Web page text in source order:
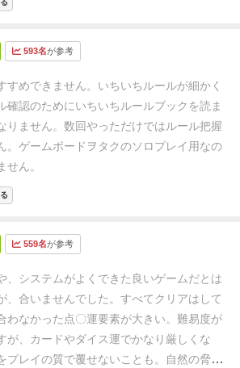
プレイヤーとの受け渡しはできない。獲得
いる島タイルに描かれた各発生源から、資
場」に置かれ、このターンから使用でき
アクションコマを配置す
レイヤー協議して実施する。また、各プレ
有しているキャラクターのアクションコマ
解決しなければならない。
とによって、カードに描かれてある効果の
。その後、イベントカードを捨て札にす
クションは自動的に成功し、ダイズを振る
。 b)狩猟：アクションコマが必ず２個必要
き、一番上のアクションコマがこのアクシ
するキャラクターになる）。また、「狩猟
カードの山ではない）」に「猛獣カード」
なり、勝負に出るなりして手数を増やさな
きないこの辛さ。
ちなみにキャラはどうい
り合ったのかわからない4キャラの中から
女性版もあります。ちなみに固有の技能は
す。しかしどれも強いアクションで使わな
たいないくらいです。
それぞれあると思います。
ーが2つしかないので不便だと思いますが
に犬は戦闘と探索にしか使えません。フラ
は自給自足できるらしいのと野宿でも平気
の超人これは無論多人数でも厳しいという
を下げるためでも使えます。やはりワーカ
メントの強さはワーカーの数ですから。た
果が変わってくる
と変わるのも特徴かと思います。
ドゲームを探してる人はぜひ遊んでみて下
わんや。常にトラブルに振り回される、な
ベントの不幸の重なり具合にもムラがある
に詰んでしまう理不尽さがあります。しか
り先を予想し物事の優先順位をつけて、適
技をフル活用し、要所で適切に分散と集中
れなりの確率でクリアできるという絶妙な
ンスになっています。最初のプレイでは無
えても、数をこなすと色々試す余裕がで
と感じました。
クン】サバイバルの世界感を表現するため
量のカードとトークンが使われています。
スト付きカードは個々に発生する細かいル
にややこしいです。確認のために最初はひ
書片手にプレイすることになりますし、細
間違いも多々発生すると思われます。(説明
ンクルーソー感がないというシナリオ
供してくれます。また、BGG（Boad
いるものと見劣りしないもの）がいくつも
いたりとプレイする前から長期間遊べそう
感じとれます。 本ゲームはスタート時は島
かっていない状態なので食料を確保しつつ
プを増強しながら探検して見えている世界
くことになります。
動・・まさにサバイバルを疑似体験するか
レイ感です。もちろん、最初から目標に向
あるべし！ということもできますが、そん
ってしまうと高確率であっさりとライフが
死んでしまいます。<リプレイ性>特にソロ
ボードゲームによってはゲーム性は素晴ら
度法則がわかるとその解法でゴールまで行
593名が参考
すめできません。 いちいちルールが細かく
確認のためにいちいちルールブックを読ま
りません。 数回やっただけではルール把握
ゲームボードヲタクのソロプレイ用なの
せん。
559名が参考
、システムがよくできた良いゲームだとは
、合いませんでした。 すべてクリアはして
わなかった点〇運要素が大きい。 難易度が
が、カードやダイス運でかなり厳しくな
プレイの質で覆せないことも。自然の脅威